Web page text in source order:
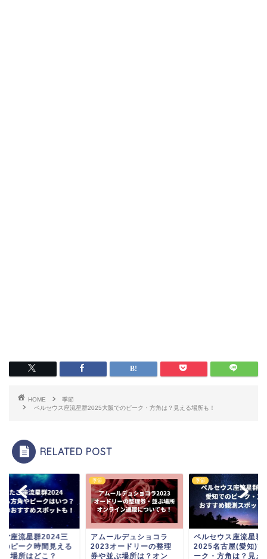
HOME
季節
ペルセウス座流星群2025大阪でのピーク・方角は？見える場所も！
RELATED POST
ご座流星群2024三
のピーク時間見える
・場所はどこ？
季節
アムールデュショコラ
2023オードリーの整理
券や並ぶ場所は？オン
季節
ペルセウス座流星群
2025名古屋(愛知)で
ーク・方角は？見え